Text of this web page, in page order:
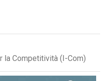
la Competitività (I-Com)